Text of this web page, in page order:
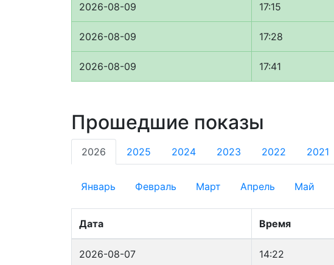
2026-08-09 17:15
2026-08-09 17:28
2026-08-09 17:41
Прошедшие показы
2026 2025 2024 2023 2022 2021
Январь Февраль Март Апрель Май
Дата Время
2026-08-07 14:22